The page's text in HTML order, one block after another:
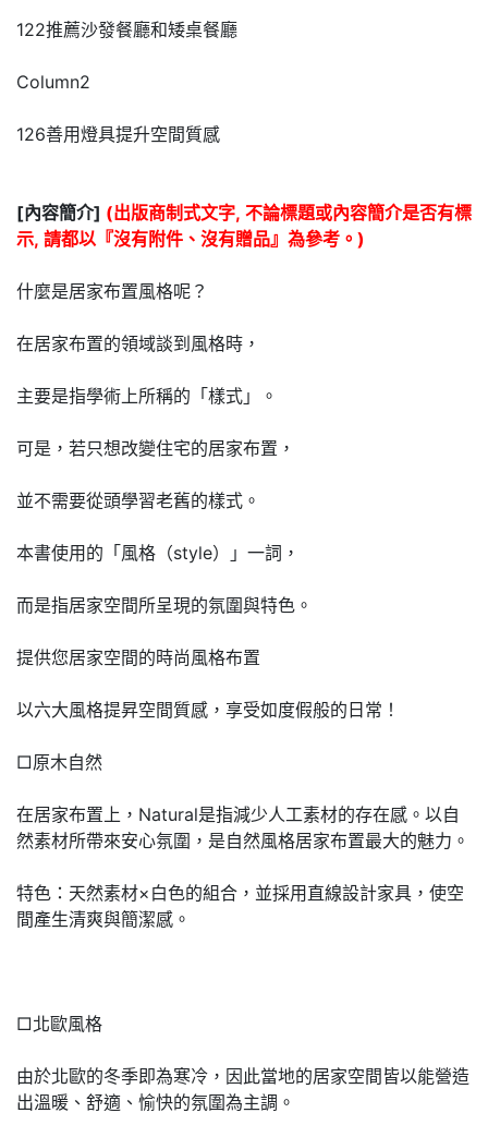
122推薦沙發餐廳和矮桌餐廳
Column2
126善用燈具提升空間質感
[內容簡介] (出版商制式文字, 不論標題或內容簡介是否有標
示, 請都以『沒有附件、沒有贈品』為參考。)
什麼是居家布置風格呢？
在居家布置的領域談到風格時，
主要是指學術上所稱的「樣式」。
可是，若只想改變住宅的居家布置，
並不需要從頭學習老舊的樣式。
本書使用的「風格（style）」一詞，
而是指居家空間所呈現的氛圍與特色。
提供您居家空間的時尚風格布置
以六大風格提昇空間質感，享受如度假般的日常！
□原木自然
在居家布置上，Natural是指減少人工素材的存在感。以自
然素材所帶來安心氛圍，是自然風格居家布置最大的魅力。
特色：天然素材×白色的組合，並採用直線設計家具，使空
間產生清爽與簡潔感。
□北歐風格
由於北歐的冬季即為寒冷，因此當地的居家空間皆以能營造
出溫暖、舒適、愉快的氛圍為主調。